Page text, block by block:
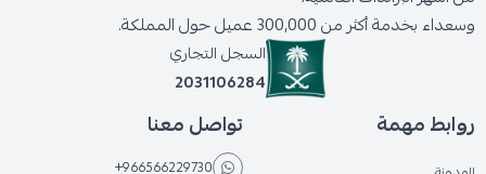
وسعداء بخدمة أكثر من 300,000 عميل حول المملكة.
السجل التجاري
2031106284
روابط مهمة تواصل معنا
+966566229730